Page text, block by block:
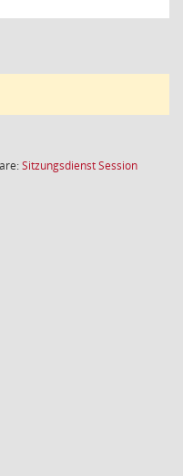
SitzungsdienstSession(Wird in